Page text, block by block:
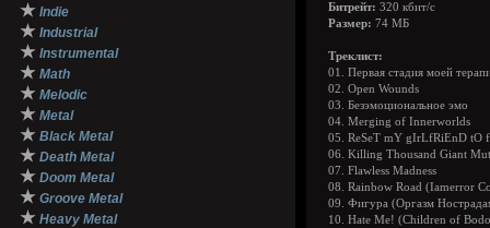
★ Indie
★ Industrial
★ Instrumental
★ Math
★ Melodic
★ Metal
★ Black Metal
★ Death Metal
★ Doom Metal
★ Groove Metal
★ Heavy Metal
Битрейт: 320 кбит/с
Размер: 74 МБ
Треклист:
01. Первая стадия моей
02. Open Wounds
03. Безэмоциональное эмо
04. Merging of Innerworlds
05. ReSeT mY gIrLfRiEnD tO
06. Killing Thousand Giant
07. Flawless Madness
08. Rainbow Road (Iamerror
09. Фигура (Оргазм
10. Hate Me! (Children of